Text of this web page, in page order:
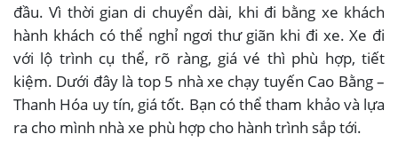
đầu. Vì thời gian di chuyển dài, khi đi bằng xe khách
hành khách có thể nghỉ ngơi thư giãn khi đi xe. Xe đi
với lộ trình cụ thể, rõ ràng, giá vé thì phù hợp, tiết
kiệm. Dưới đây là top 5 nhà xe chạy tuyến Cao Bằng –
Thanh Hóa uy tín, giá tốt. Bạn có thể tham khảo và lựa
ra cho mình nhà xe phù hợp cho hành trình sắp tới.